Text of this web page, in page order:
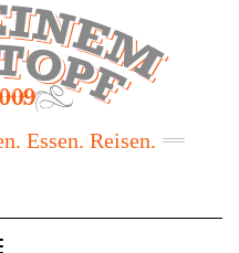
Essen. Reisen.